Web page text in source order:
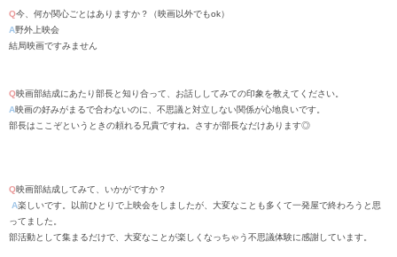
Q今、何か関心ごとはありますか？（映画以外でもok）
A野外上映会
結局映画ですみません
Q映画部結成にあたり部長と知り合って、お話ししてみての印象を教えてください。
A映画の好みがまるで合わないのに、不思議と対立しない関係が心地良いです。
部長はここぞというときの頼れる兄貴ですね。さすが部長なだけあります◎
Q映画部結成してみて、いかがですか？
A楽しいです。以前ひとりで上映会をしましたが、大変なことも多くて一発屋で終わろうと思
ってました。
部活動として集まるだけで、大変なことが楽しくなっちゃう不思議体験に感謝しています。